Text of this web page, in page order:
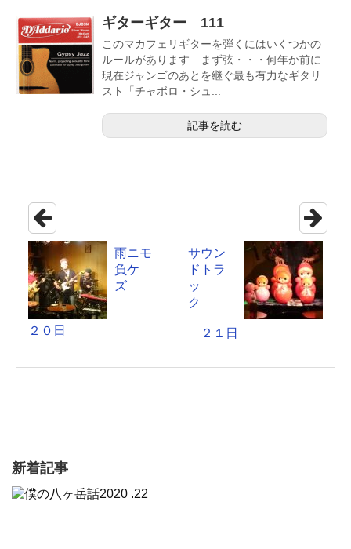
ギターギター 111
このマカフェリギターを弾くにはいくつかの
ルールがあります まず弦・・・何年か前に
現在ジャンゴのあとを継ぐ最も有力なギタリ
スト「チャボロ・シュ...
記事を読む
雨ニモ
負ケ
ズ
２０日
サウン
ドトラ
ッ
ク
２１日
新着記事